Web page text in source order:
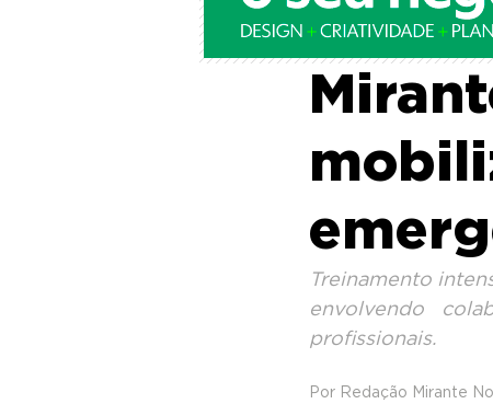
Treinamento
envolvendo
profissionais.
Por Redação Mirante